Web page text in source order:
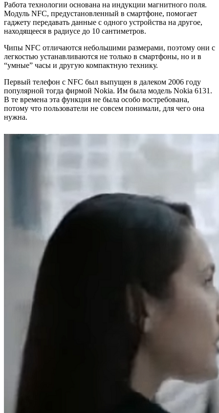
Работа технологии основана на индукции магнитного поля.
Модуль NFC, предустановленный в смартфоне, помогает
гаджету передавать данные с одного устройства на другое,
находящееся в радиусе до 10 сантиметров.
Чипы NFC отличаются небольшими размерами, поэтому они с
легкостью устанавливаются не только в смартфоны, но и в
“умные” часы и другую компактную технику.
Первый телефон с NFC был выпущен в далеком 2006 году
популярной тогда фирмой Nokia. Им была модель Nokia 6131.
В те времена эта функция не была особо востребована,
потому что пользователи не совсем понимали, для чего она
нужна.